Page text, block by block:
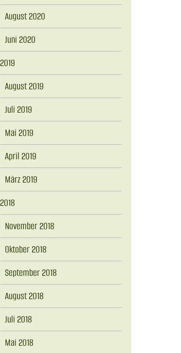
August 2020
Juni 2020
2019
August 2019
Juli 2019
Mai 2019
April 2019
März 2019
2018
November 2018
Oktober 2018
September 2018
August 2018
Juli 2018
Mai 2018